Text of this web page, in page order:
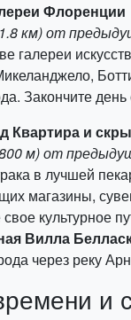
Флоренции
км) от
галереи
Закончите
Квартира и
м) от
в лучшей
магазины,
культурное
Вилла
через реку
и